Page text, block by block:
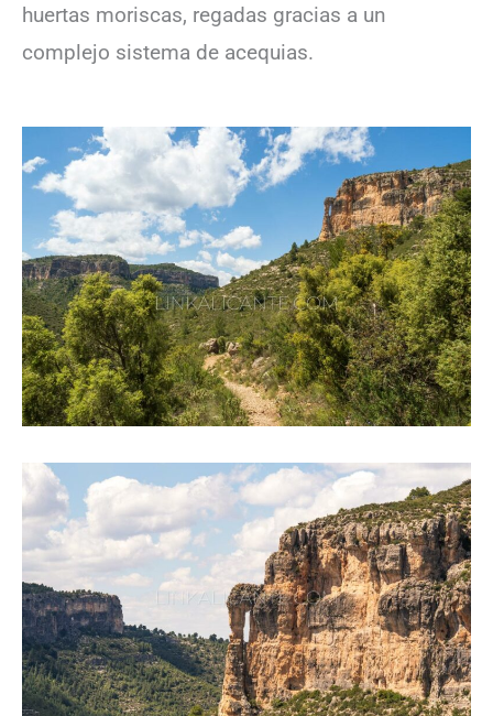
huertas moriscas, regadas gracias a un
complejo sistema de acequias.